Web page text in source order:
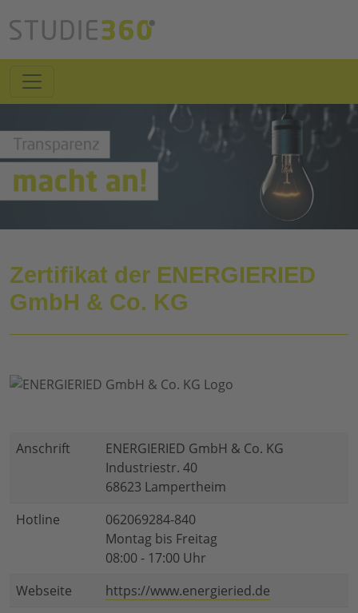
Zertifikat der ENERGIERIED
GmbH & Co. KG
Anschrift
ENERGIERIED GmbH & Co. KG
Industriestr. 40
68623 Lampertheim
Hotline
062069284-840
Montag bis Freitag
08:00 - 17:00 Uhr
Webseite
https://www.energieried.de